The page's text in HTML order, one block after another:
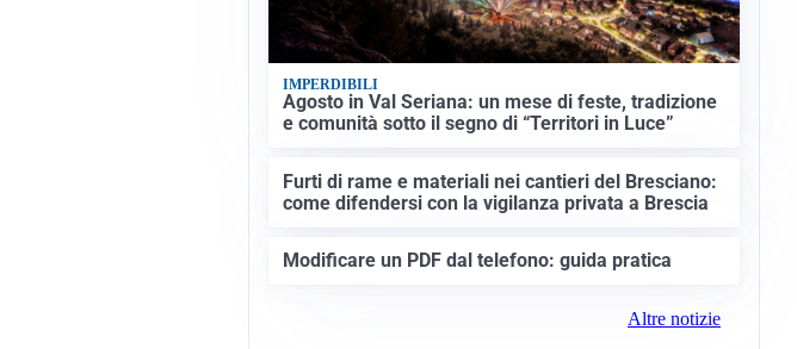
IMPERDIBILI
Agosto in Val Seriana: un mese di feste, tradizione
e comunità sotto il segno di “Territori in Luce”
Furti di rame e materiali nei cantieri del Bresciano:
come difendersi con la vigilanza privata a Brescia
Modificare un PDF dal telefono: guida pratica
Altre notizie